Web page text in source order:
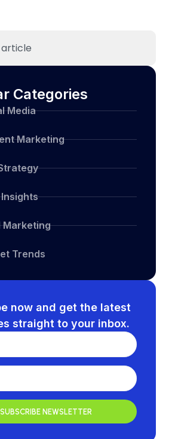
Categories
Media
Marketing
Marketing
Trends
now and get the latest
straight to your inbox.
SUBSCRIBE NEWSLETTER